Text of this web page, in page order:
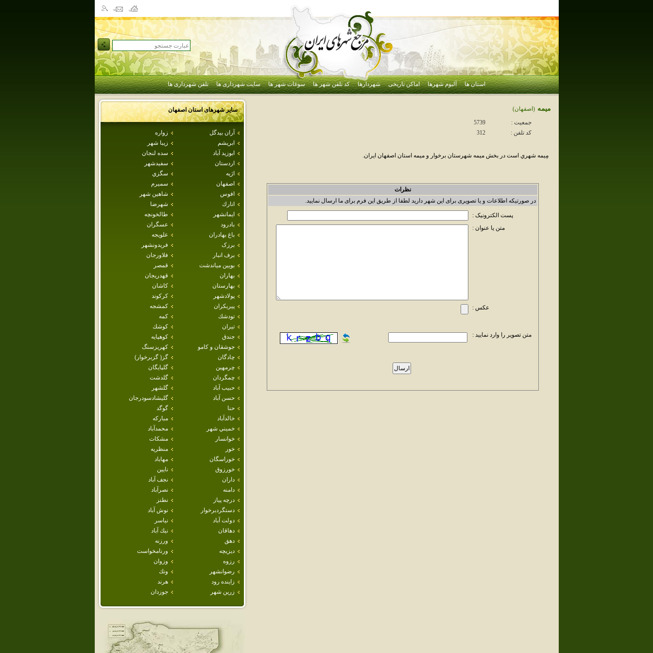
استان ها آلبوم شهرها اماکن تاریخی شهردارها کد تلفن شهر ها سوغات شهر ها سایت شهرداری ها تلفن شهرداری ها
سایر شهرهای استاناصفهان
آران بيدگل
زواره
ابريشم
زيبا شهر
ابوزيد آباد
سده لنجان
اردستان
سفيدشهر
اژيه
سگزي
اصفهان
سميرم
افوس
شاهين شهر
انارك
شهرضا
ايمانشهر
طالخونچه
بادرود
عسگران
باغ بهادران
علويجه
برزک
فريدونشهر
برف انبار
فلاورجان
بويين مياندشت
قمصر
بهاران
قهدريجان
بهارستان
كاشان
پولادشهر
كركوند
پيربكران
كمشجه
تودشك
كمه
تيران
كوشك
جندق
كوهپايه
جوشقان و كامو
كهريزسنگ
چادگان
گز( گزبرخوار)
چرمهين
گلپايگان
چمگردان
گلدشت
حبيب آباد
گلشهر
حسن آباد
گليشادسودرجان
حنا
گوگد
خالدآباد
مباركه
خميني شهر
محمدآباد
خوانسار
مشكات
خور
منظريه
خوراسگان
مهاباد
خورزوق
نايين
داران
نجف آباد
دامنه
نصرآباد
درچه پياز
نطنز
دستگردبرخوار
نوش آباد
دولت آباد
نياسر
دهاقان
نيك آباد
دهق
ورزنه
ديزيچه
ورنامخواست
رزوه
وزوان
رضوانشهر
ونك
زاينده رود
هرند
زرين شهر
جوزدان
ميمه (اصفهان)
جمعیت :
5739
کد تلفن :
312
مِيمه شهري است در بخش ميمه شهرستان برخوار و ميمه استان اصفهان ايران.
نظرات
در صورتیکه اطلاعات و یا تصویری برای این شهر دارید لطفا از طریق این فرم برای ما ارسال نمایید.
پست الکترونیک :
متن یا عنوان :
عکس :
متن تصویر را وارد نمایید :